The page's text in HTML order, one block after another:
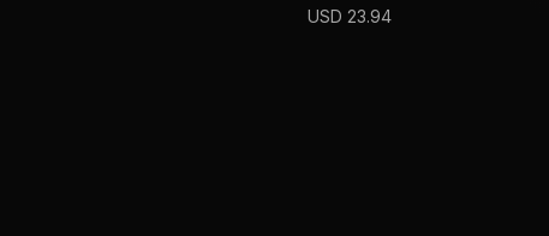
USD 23.94